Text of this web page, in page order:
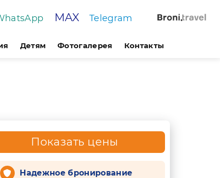
MAX Telegram
Детям Фотогалерея Контакты
Показать цены
Надежное бронирование